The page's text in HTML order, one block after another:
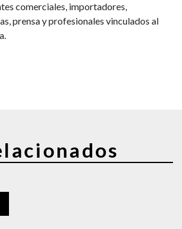
comerciales, importadores,
prensa y profesionales vinculados al